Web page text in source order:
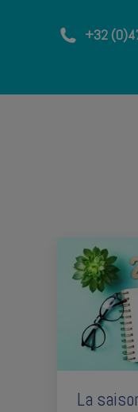
+32
La